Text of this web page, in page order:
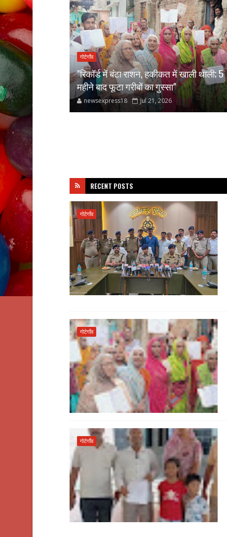
राज: हाईवा से
साजिश का
गोटेगाँव
"रिकॉर्ड में बंटा राशन, हकीकत में खाली थाली; 5
महीने बाद फूटा गरीबों का गुस्सा"
newsexpress18 Jul 21, 2026
RECENT POSTS
गोटेगाँव
गोटेगाँव
गोटेगाँव